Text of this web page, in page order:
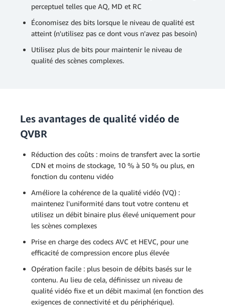
perceptuel telles que AQ, MD et RC
Économisez des bits lorsque le niveau de qualité est
atteint (n'utilisez pas ce dont vous n'avez pas besoin)
Utilisez plus de bits pour maintenir le niveau de
qualité des scènes complexes.
Les avantages de qualité vidéo de
QVBR
Réduction des coûts : moins de transfert avec la sortie
CDN et moins de stockage, 10 % à 50 % ou plus, en
fonction du contenu vidéo
Améliore la cohérence de la qualité vidéo (VQ) :
maintenez l'uniformité dans tout votre contenu et
utilisez un débit binaire plus élevé uniquement pour
les scènes complexes
Prise en charge des codecs AVC et HEVC, pour une
efficacité de compression encore plus élevée
Opération facile : plus besoin de débits basés sur le
contenu. Au lieu de cela, définissez un niveau de
qualité vidéo fixe et un débit maximal (en fonction des
exigences de connectivité et du périphérique).